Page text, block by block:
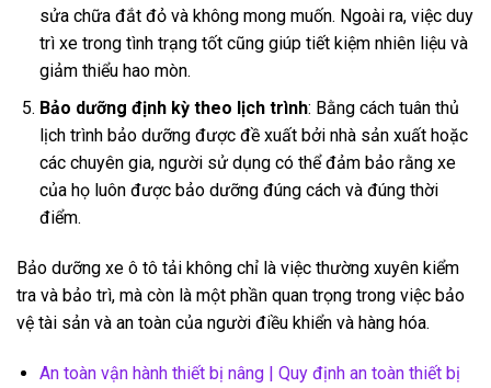
sửa chữa đắt đỏ và không mong muốn. Ngoài ra, việc duy
trì xe trong tình trạng tốt cũng giúp tiết kiệm nhiên liệu và
giảm thiểu hao mòn.
Bảo dưỡng định kỳ theo lịch trình: Bằng cách tuân thủ
lịch trình bảo dưỡng được đề xuất bởi nhà sản xuất hoặc
các chuyên gia, người sử dụng có thể đảm bảo rằng xe
của họ luôn được bảo dưỡng đúng cách và đúng thời
điểm.
Bảo dưỡng xe ô tô tải không chỉ là việc thường xuyên kiểm
tra và bảo trì, mà còn là một phần quan trọng trong việc bảo
vệ tài sản và an toàn của người điều khiển và hàng hóa.
An toàn vận hành thiết bị nâng | Quy định an toàn thiết bị